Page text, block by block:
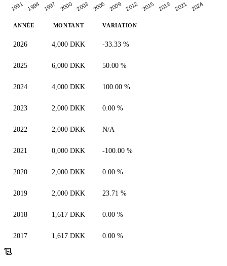
1991 1994 1997 2000 2003 2006 2009 2012 2015 2018 2021 2024
ANNÉE MONTANT VARIATION
2026 4,000 DKK -33.33 %
2025 6,000 DKK 50.00 %
2024 4,000 DKK 100.00 %
2023 2,000 DKK 0.00 %
2022 2,000 DKK N/A
2021 0,000 DKK -100.00 %
2020 2,000 DKK 0.00 %
2019 2,000 DKK 23.71 %
2018 1,617 DKK 0.00 %
2017 1,617 DKK 0.00 %